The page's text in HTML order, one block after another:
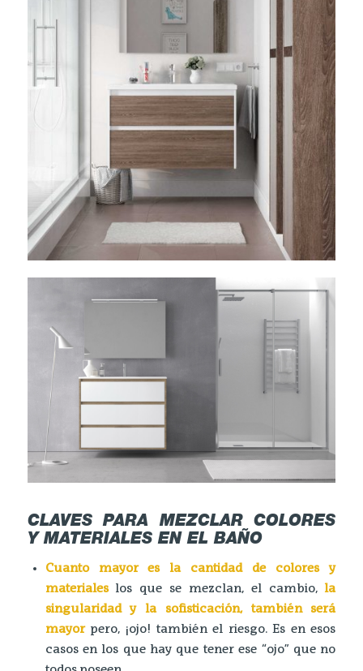
CLAVES PARA MEZCLAR COLORES
Y MATERIALES EN EL BAÑO
Cuanto mayor es la cantidad de colores y
materialeslos que se mezclan, el cambio, la
singularidad y la sofisticación, también será
mayorpero, ¡ojo! también el riesgo. Es en esos
casos en los que hay que tener ese “ojo” que no